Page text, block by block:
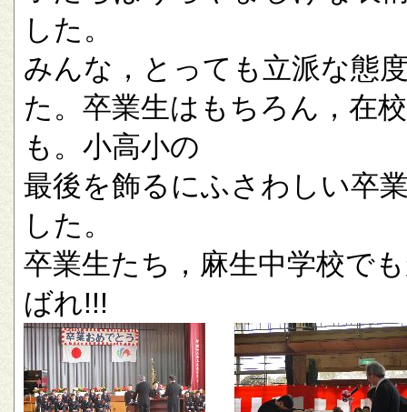
した。
みんな，とっても立派な態
た。卒業生はもちろん，在
も。小高小の
最後を飾るにふさわしい卒
した。
卒業生たち，麻生中学校で
ばれ!!!